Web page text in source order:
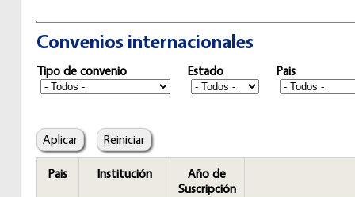
Convenios internacionales
Tipo de convenio Estado Pais
Pais Institución
Año de
Suscripción